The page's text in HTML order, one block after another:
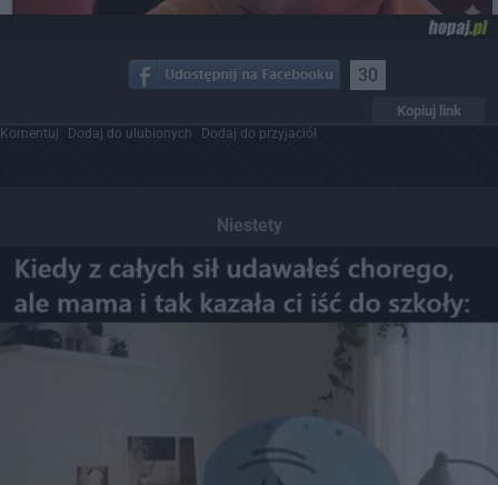
30
Kopiuj link
Komentuj Dodaj do ulubionych Dodaj do przyjaciół
Niestety